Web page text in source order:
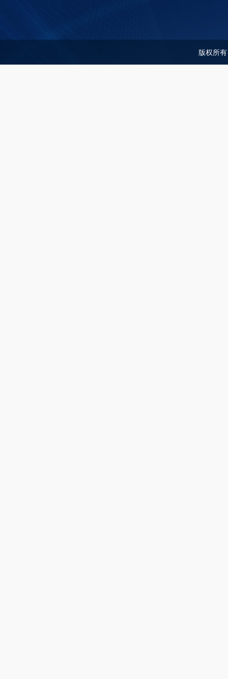
版权所